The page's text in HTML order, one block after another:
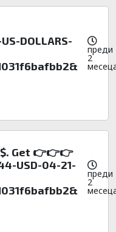
DOLLARS-
преди
2
$. Get 👉👉👉
USD-04-21-
преди
2